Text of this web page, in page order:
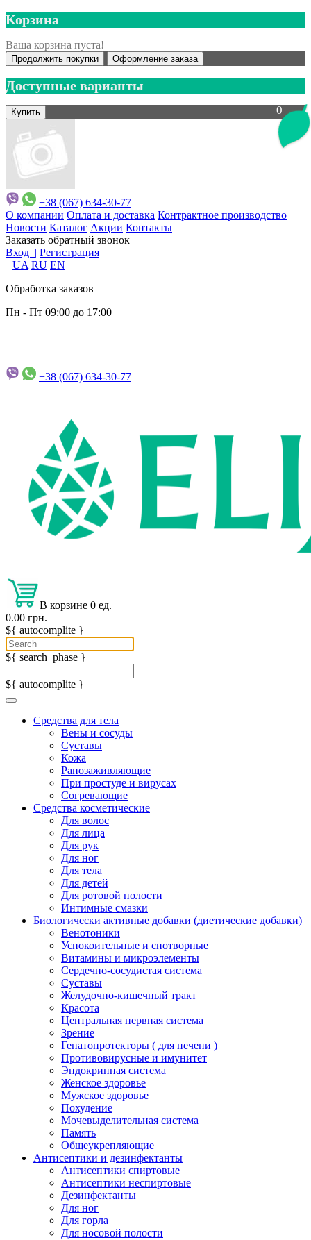
Корзина
Ваша корзина пуста!
Продолжить покупки Оформление заказа
0
Доступные варианты
+38 (067) 634-30-77
О компании Оплата и доставка Контрактное производство
Новости Каталог Акции Контакты
Заказать обратный звонок
Вход | Регистрация
UA RU EN
Обработка заказов
Пн - Пт 09:00 до 17:00
+38 (067) 634-30-77
В корзине 0 ед.
0.00 грн.
${ autocomplite }
${ search_phase }
${ autocomplite }
Средства для тела
Вены и сосуды
Суставы
Кожа
Ранозаживляющие
При простуде и вирусах
Согревающие
Средства косметические
Для волос
Для лица
Для рук
Для ног
Для тела
Для детей
Для ротовой полости
Интимные смазки
Биологически активные добавки (диетические добавки)
Венотоники
Успокоительные и снотворные
Витамины и микроэлементы
Сердечно-сосудистая система
Суставы
Желудочно-кишечный тракт
Красота
Центральная нервная система
Зрение
Гепатопротекторы ( для печени )
Противовирусные и имунитет
Эндокринная система
Женское здоровье
Мужское здоровье
Похудение
Мочевыделительная система
Память
Общеукрепляющие
Антисептики и дезинфектанты
Антисептики спиртовые
Антисептики неспиртовые
Дезинфектанты
Для ног
Для горла
Для носовой полости